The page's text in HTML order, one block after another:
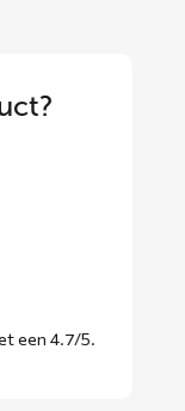
een 4.7/5.